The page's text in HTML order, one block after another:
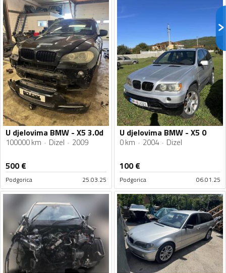
U djelovima BMW - X5 3.0d
100000 km Dizel 2009
500€
Podgorica 25.03.25
U djelovima BMW - X5 0
0 km 2004 Dizel
100€
Podgorica 06.01.25